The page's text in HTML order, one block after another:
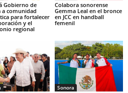
Gobierno de
a comunidad
para fortalecer
y el
regional
Colabora sonorense
Gemma Leal en el bronce
en JCC en handball
femenil
Sonora